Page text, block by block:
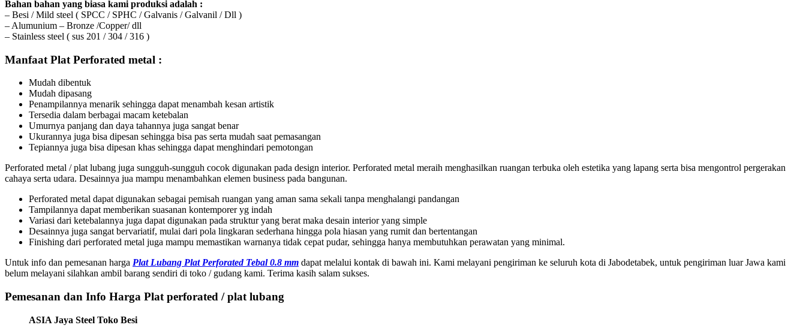
Bahan bahan yang biasa kami produksi adalah :
– Besi / Mild steel ( SPCC / SPHC / Galvanis / Galvanil / Dll )
– Alumunium – Bronze /Copper/ dll
– Stainless steel ( sus 201 / 304 / 316 )
Manfaat Plat Perforated metal :
Mudah dibentuk
Mudah dipasang
Penampilannya menarik sehingga dapat menambah kesan artistik
Tersedia dalam berbagai macam ketebalan
Umurnya panjang dan daya tahannya juga sangat benar
Ukurannya juga bisa dipesan sehingga bisa pas serta mudah saat pemasangan
Tepiannya juga bisa dipesan khas sehingga dapat menghindari pemotongan
Perforated metal / plat lubang juga sungguh-sungguh cocok digunakan pada design interior. Perforated metal meraih menghasilkan ruangan terbuka oleh estetika yang lapang serta bisa mengontrol pergerakan
cahaya serta udara. Desainnya jua mampu menambahkan elemen business pada bangunan.
Perforated metal dapat digunakan sebagai pemisah ruangan yang aman sama sekali tanpa menghalangi pandangan
Tampilannya dapat memberikan suasanan kontemporer yg indah
Variasi dari ketebalannya juga dapat digunakan pada struktur yang berat maka desain interior yang simple
Desainnya juga sangat bervariatif, mulai dari pola lingkaran sederhana hingga pola hiasan yang rumit dan bertentangan
Finishing dari perforated metal juga mampu memastikan warnanya tidak cepat pudar, sehingga hanya membutuhkan perawatan yang minimal.
Untuk info dan pemesanan harga Plat Lubang Plat Perforated Tebal 0.8 mm dapat melalui kontak di bawah ini. Kami melayani pengiriman ke seluruh kota di Jabodetabek, untuk pengiriman luar Jawa kami
belum melayani silahkan ambil barang sendiri di toko / gudang kami. Terima kasih salam sukses.
Pemesanan dan Info Harga Plat perforated / plat lubang
ASIA Jaya Steel Toko Besi